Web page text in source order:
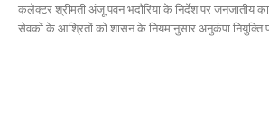
कलेक्टर श्रीमती अंजू पवन भदौरिया के निर्देश पर जनजातीय
सेवकों के आश्रितों को शासन के नियमानुसार अनुकंपा नियुक्ति